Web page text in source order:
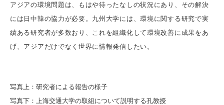
アジアの環境問題は、もはや待ったなしの状況にあり、その解決
には日中韓の協力が必要。九州大学には、環境に関する研究で実
績ある研究者が多数おり、これを組織化して環境改善に成果をあ
げ、アジアだけでなく世界に情報発信したい。
写真上： 研究者による報告の様子
写真下：上海交通大学の取組について説明する孔教授